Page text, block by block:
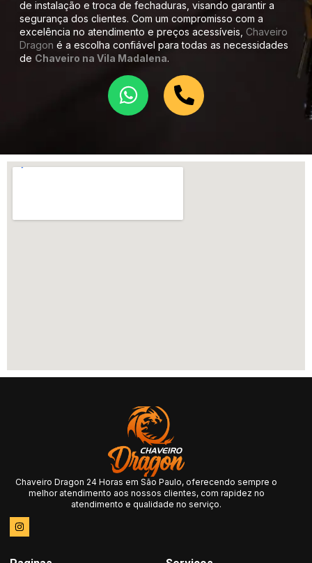
de instalação e troca de fechaduras, visando garantir a
segurança dos clientes. Com um compromisso com a
excelência no atendimento e preços acessíveis, Chaveiro
Dragon é a escolha confiável para todas as necessidades
de Chaveiro na Vila Madalena.
Chaveiro Dragon 24 Horas em São Paulo, oferecendo sempre o
melhor atendimento aos nossos clientes, com rapidez no
atendimento e qualidade no serviço.